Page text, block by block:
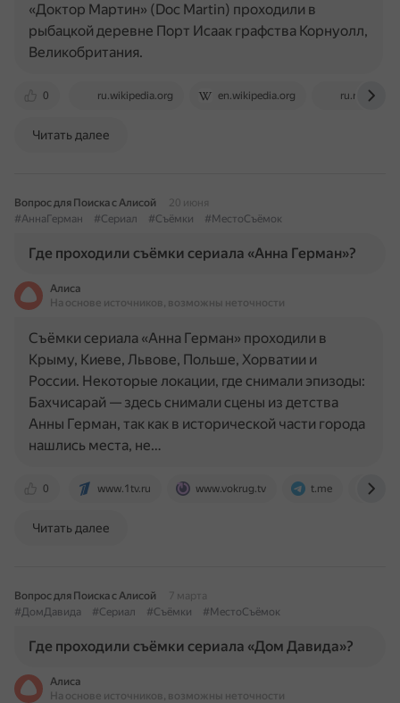
0 ru.wikipedia.org en.wikipedia.org ru.ruwiki.ru
«Доктор Мартин» (Doc Martin) проходили в
рыбацкой деревне Порт Исаак графства Корнуолл,
Великобритания.
Читать далее
Вопрос для Поиска с Алисой
20 июня
#АннаГерман
#Сериал #Съёмки #МестоСъёмок
Где проходили съёмки сериала «Анна Герман»?
Алиса
На основе источников, возможны неточности
0 www.1tv.ru www.vokrug.tv t.me
Съёмки сериала «Анна Герман» проходили в
Крыму, Киеве, Львове, Польше, Хорватии и
России. Некоторые локации, где снимали эпизоды:
Бахчисарай — здесь снимали сцены из детства
Анны Герман, так как в исторической части города
нашлись места, не…
Читать далее
Вопрос для Поиска с Алисой
7 марта
#ДомДавида
#Сериал #Съёмки #МестоСъёмок
Где проходили съёмки сериала «Дом Давида»?
Алиса
На основе источников, возможны неточности